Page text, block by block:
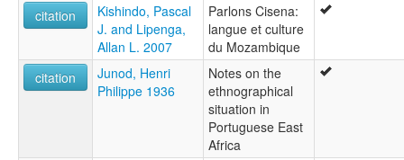
citation
Kishindo, Pascal
J. and Lipenga,
Allan L. 2007
Parlons Cisena:
langue et culture
du Mozambique
citation
Junod, Henri
Philippe 1936
Notes on the
ethnographical
situation in
Portuguese East
Africa